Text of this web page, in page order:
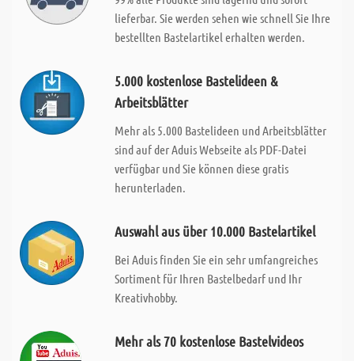
lieferbar. Sie werden sehen wie schnell Sie Ihre
bestellten Bastelartikel erhalten werden.
5.000 kostenlose Bastelideen &
Arbeitsblätter
Mehr als 5.000 Bastelideen und Arbeitsblätter
sind auf der Aduis Webseite als PDF-Datei
verfügbar und Sie können diese gratis
herunterladen.
Auswahl aus über 10.000 Bastelartikel
Bei Aduis finden Sie ein sehr umfangreiches
Sortiment für Ihren Bastelbedarf und Ihr
Kreativhobby.
Mehr als 70 kostenlose Bastelvideos